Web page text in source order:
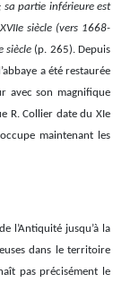
sa partie inférieure est
siècle (vers 1668-
siècle (p. 265). Depuis
a été restaurée
avec son magnifique
R. Collier date du XIe
maintenant les
l’Antiquité jusqu’à la
dans le territoire
pas précisément le